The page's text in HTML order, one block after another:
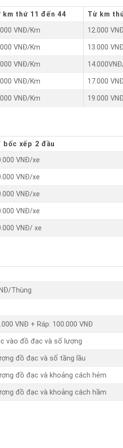
km thứ 11 đến 44 Từ km
VNĐ/Km 12.000
VNĐ/Km 13.000
VNĐ/Km
VNĐ/Km 17.000
VNĐ/Km 19.000
bốc xếp 2 đầu
VNĐ/xe
VNĐ/xe
VNĐ/xe
VNĐ/xe
VNĐ/ xe
Thùng
VNĐ + Ráp: 100.000 VNĐ
vào đồ đạc và số lượng
đồ đạc và số tầng lầu
đồ đạc và khoảng cách hẻm
đồ đạc và khoảng cách hầm